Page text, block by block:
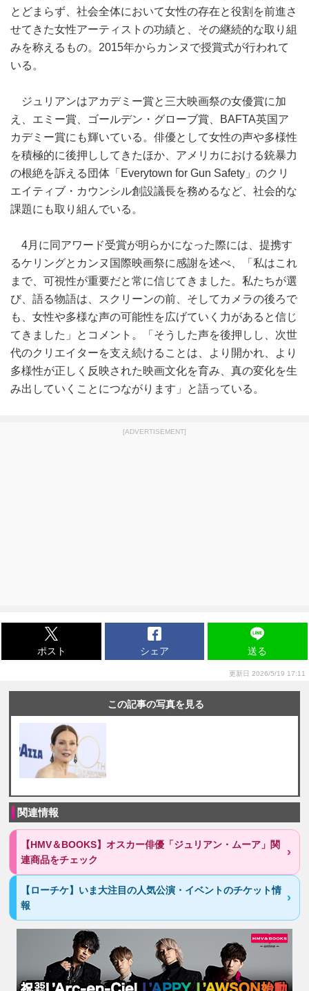
とどまらず、社会全体において女性の存在と役割を前進さ
せてきた女性アーティストの功績と、その継続的な取り組
みを称えるもの。2015年からカンヌで授賞式が行われて
いる。
ジュリアンはアカデミー賞と三大映画祭の女優賞に加
え、エミー賞、ゴールデン・グローブ賞、BAFTA英国ア
カデミー賞にも輝いている。俳優として女性の声や多様性
を積極的に後押ししてきたほか、アメリカにおける銃暴力
の根絶を訴える団体「Everytown for Gun Safety」のクリ
エイティブ・カウンシル創設議長を務めるなど、社会的な
課題にも取り組んでいる。
4月に同アワード受賞が明らかになった際には、提携す
るケリングとカンヌ国際映画祭に感謝を述べ、「私はこれ
まで、可視性が重要だと常に信じてきました。私たちが選
び、語る物語は、スクリーンの前、そしてカメラの後ろで
も、女性や多様な声の可能性を広げていく力があると信じ
てきました」とコメント。「そうした声を後押しし、次世
代のクリエイターを支え続けることは、より開かれ、より
多様性が正しく反映された映画文化を育み、真の変化を生
み出していくことにつながります」と語っている。
[ADVERTISEMENT]
ポスト シェア 送る
更新日 2026/5/19 17:11
この記事の写真を見る
関連情報
【HMV＆BOOKS】オスカー俳優「ジュリアン・ムーア」関
連商品をチェック
【ローチケ】いま大注目の人気公演・イベントのチケット情
報